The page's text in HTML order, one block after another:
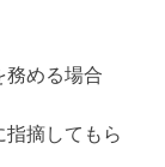
務める場合
指摘してもら